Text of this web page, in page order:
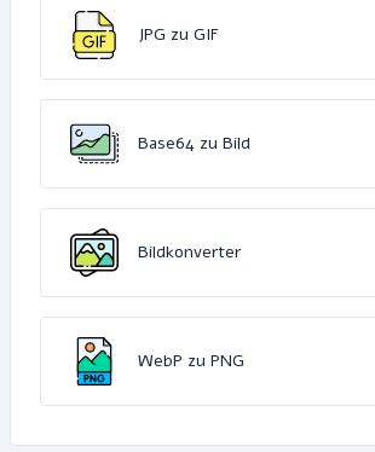
JPG zu GIF
Base64 zu Bild
Bildkonverter
WebP zu PNG